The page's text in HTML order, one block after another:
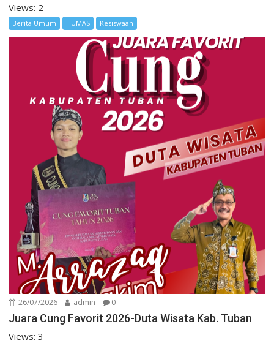
Views: 2
Berita Umum HUMAS Kesiswaan
26/07/2026 admin 0
Juara Cung Favorit 2026-Duta Wisata Kab. Tuban
Views: 3